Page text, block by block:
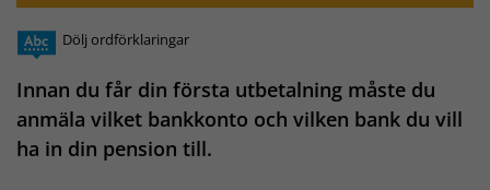
Dölj ordförklaringar
Innan du får din första utbetalning måste du
anmäla vilket bankkonto och vilken bank du vill
ha in din pension till.